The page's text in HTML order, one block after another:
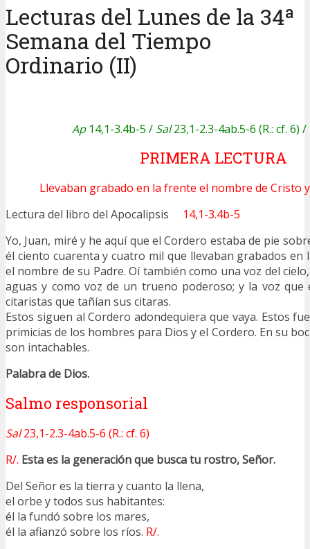
Lecturas del Lunes de la 34ª
Semana del Tiempo
Ordinario (II)
Ap14,1-3.4b-5 / Sal23,1-2.3-4ab.5-6 (R.: cf. 6) /
PRIMERA LECTURA
Llevaban grabado en la frente el nombre de Cristo
Lectura del libro del Apocalipsis
14,1-3.4b-5
Yo, Juan, miré y he aquí que el Cordero estaba de pie
él ciento cuarenta y cuatro mil que llevaban grabados
el nombre de su Padre. Oí también como una voz del
aguas y como voz de un trueno poderoso; y la voz que
citaristas que tañían sus citaras.
Estos siguen al Cordero adondequiera que vaya. Estos
primicias de los hombres para Dios y el Cordero. En su
son intachables.
Palabra de Dios.
Salmo responsorial
Sal23,1-2.3-4ab.5-6 (R.: cf. 6)
R/. Esta es la generación que busca tu rostro, Señor.
Del Señor es la tierra y cuanto la llena,
el orbe y todos sus habitantes:
él la fundó sobre los mares,
él la afianzó sobre los ríos. R/.